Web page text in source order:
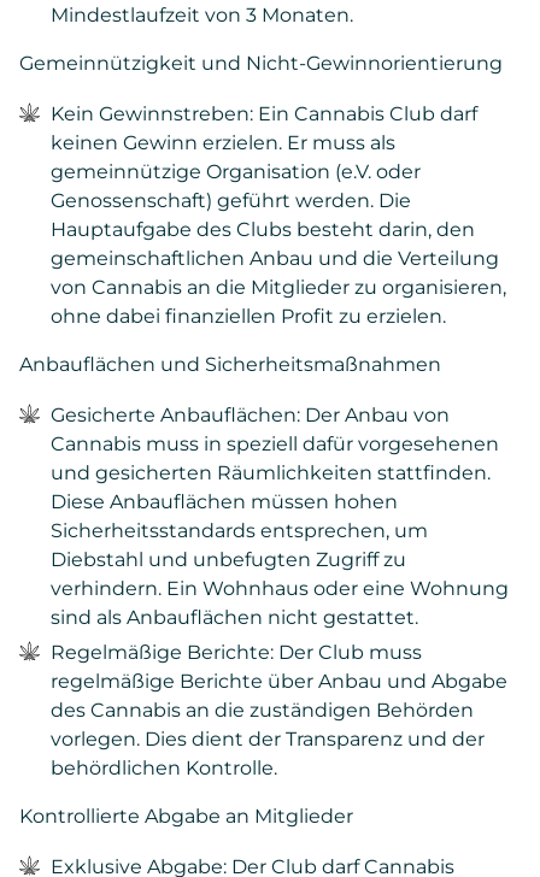
Mindestlaufzeit von 3 Monaten.
Gemeinnützigkeit und Nicht-Gewinnorientierung
Kein Gewinnstreben: Ein Cannabis Club darf
keinen Gewinn erzielen. Er muss als
gemeinnützige Organisation (e.V. oder
Genossenschaft) geführt werden. Die
Hauptaufgabe des Clubs besteht darin, den
gemeinschaftlichen Anbau und die Verteilung
von Cannabis an die Mitglieder zu organisieren,
ohne dabei finanziellen Profit zu erzielen.
Anbauflächen und Sicherheitsmaßnahmen
Gesicherte Anbauflächen: Der Anbau von
Cannabis muss in speziell dafür vorgesehenen
und gesicherten Räumlichkeiten stattfinden.
Diese Anbauflächen müssen hohen
Sicherheitsstandards entsprechen, um
Diebstahl und unbefugten Zugriff zu
verhindern. Ein Wohnhaus oder eine Wohnung
sind als Anbauflächen nicht gestattet.
Regelmäßige Berichte: Der Club muss
regelmäßige Berichte über Anbau und Abgabe
des Cannabis an die zuständigen Behörden
vorlegen. Dies dient der Transparenz und der
behördlichen Kontrolle.
Kontrollierte Abgabe an Mitglieder
Exklusive Abgabe: Der Club darf Cannabis